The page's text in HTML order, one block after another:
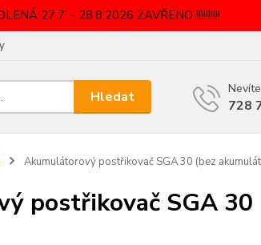
27.7. - 28.8.2026 ZAVŘENO !!!!!!!!!!
Hledat
728
Akumulátorový postřikovač SGA 30 (bez
postřikovač SGA